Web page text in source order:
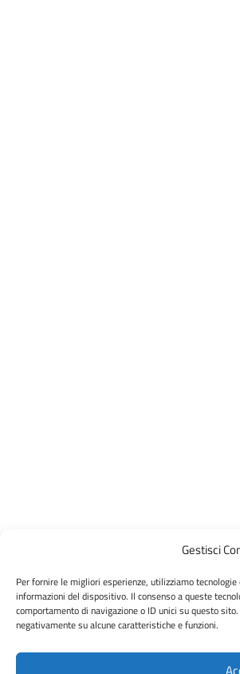
Gestisci
Per fornire le migliori esperienze, utilizziamo
informazioni del dispositivo. Il consenso a queste
comportamento di navigazione o ID unici su questo
negativamente su alcune caratteristiche e funzioni.